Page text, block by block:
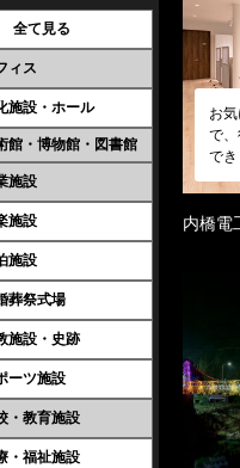
全て見る
ィス
施設・ホール
館・博物館・図書館
施設
施設
施設
葬祭式場
施設・史跡
ーツ施設
・教育施設
・福祉施設
お
で
で
内橋電